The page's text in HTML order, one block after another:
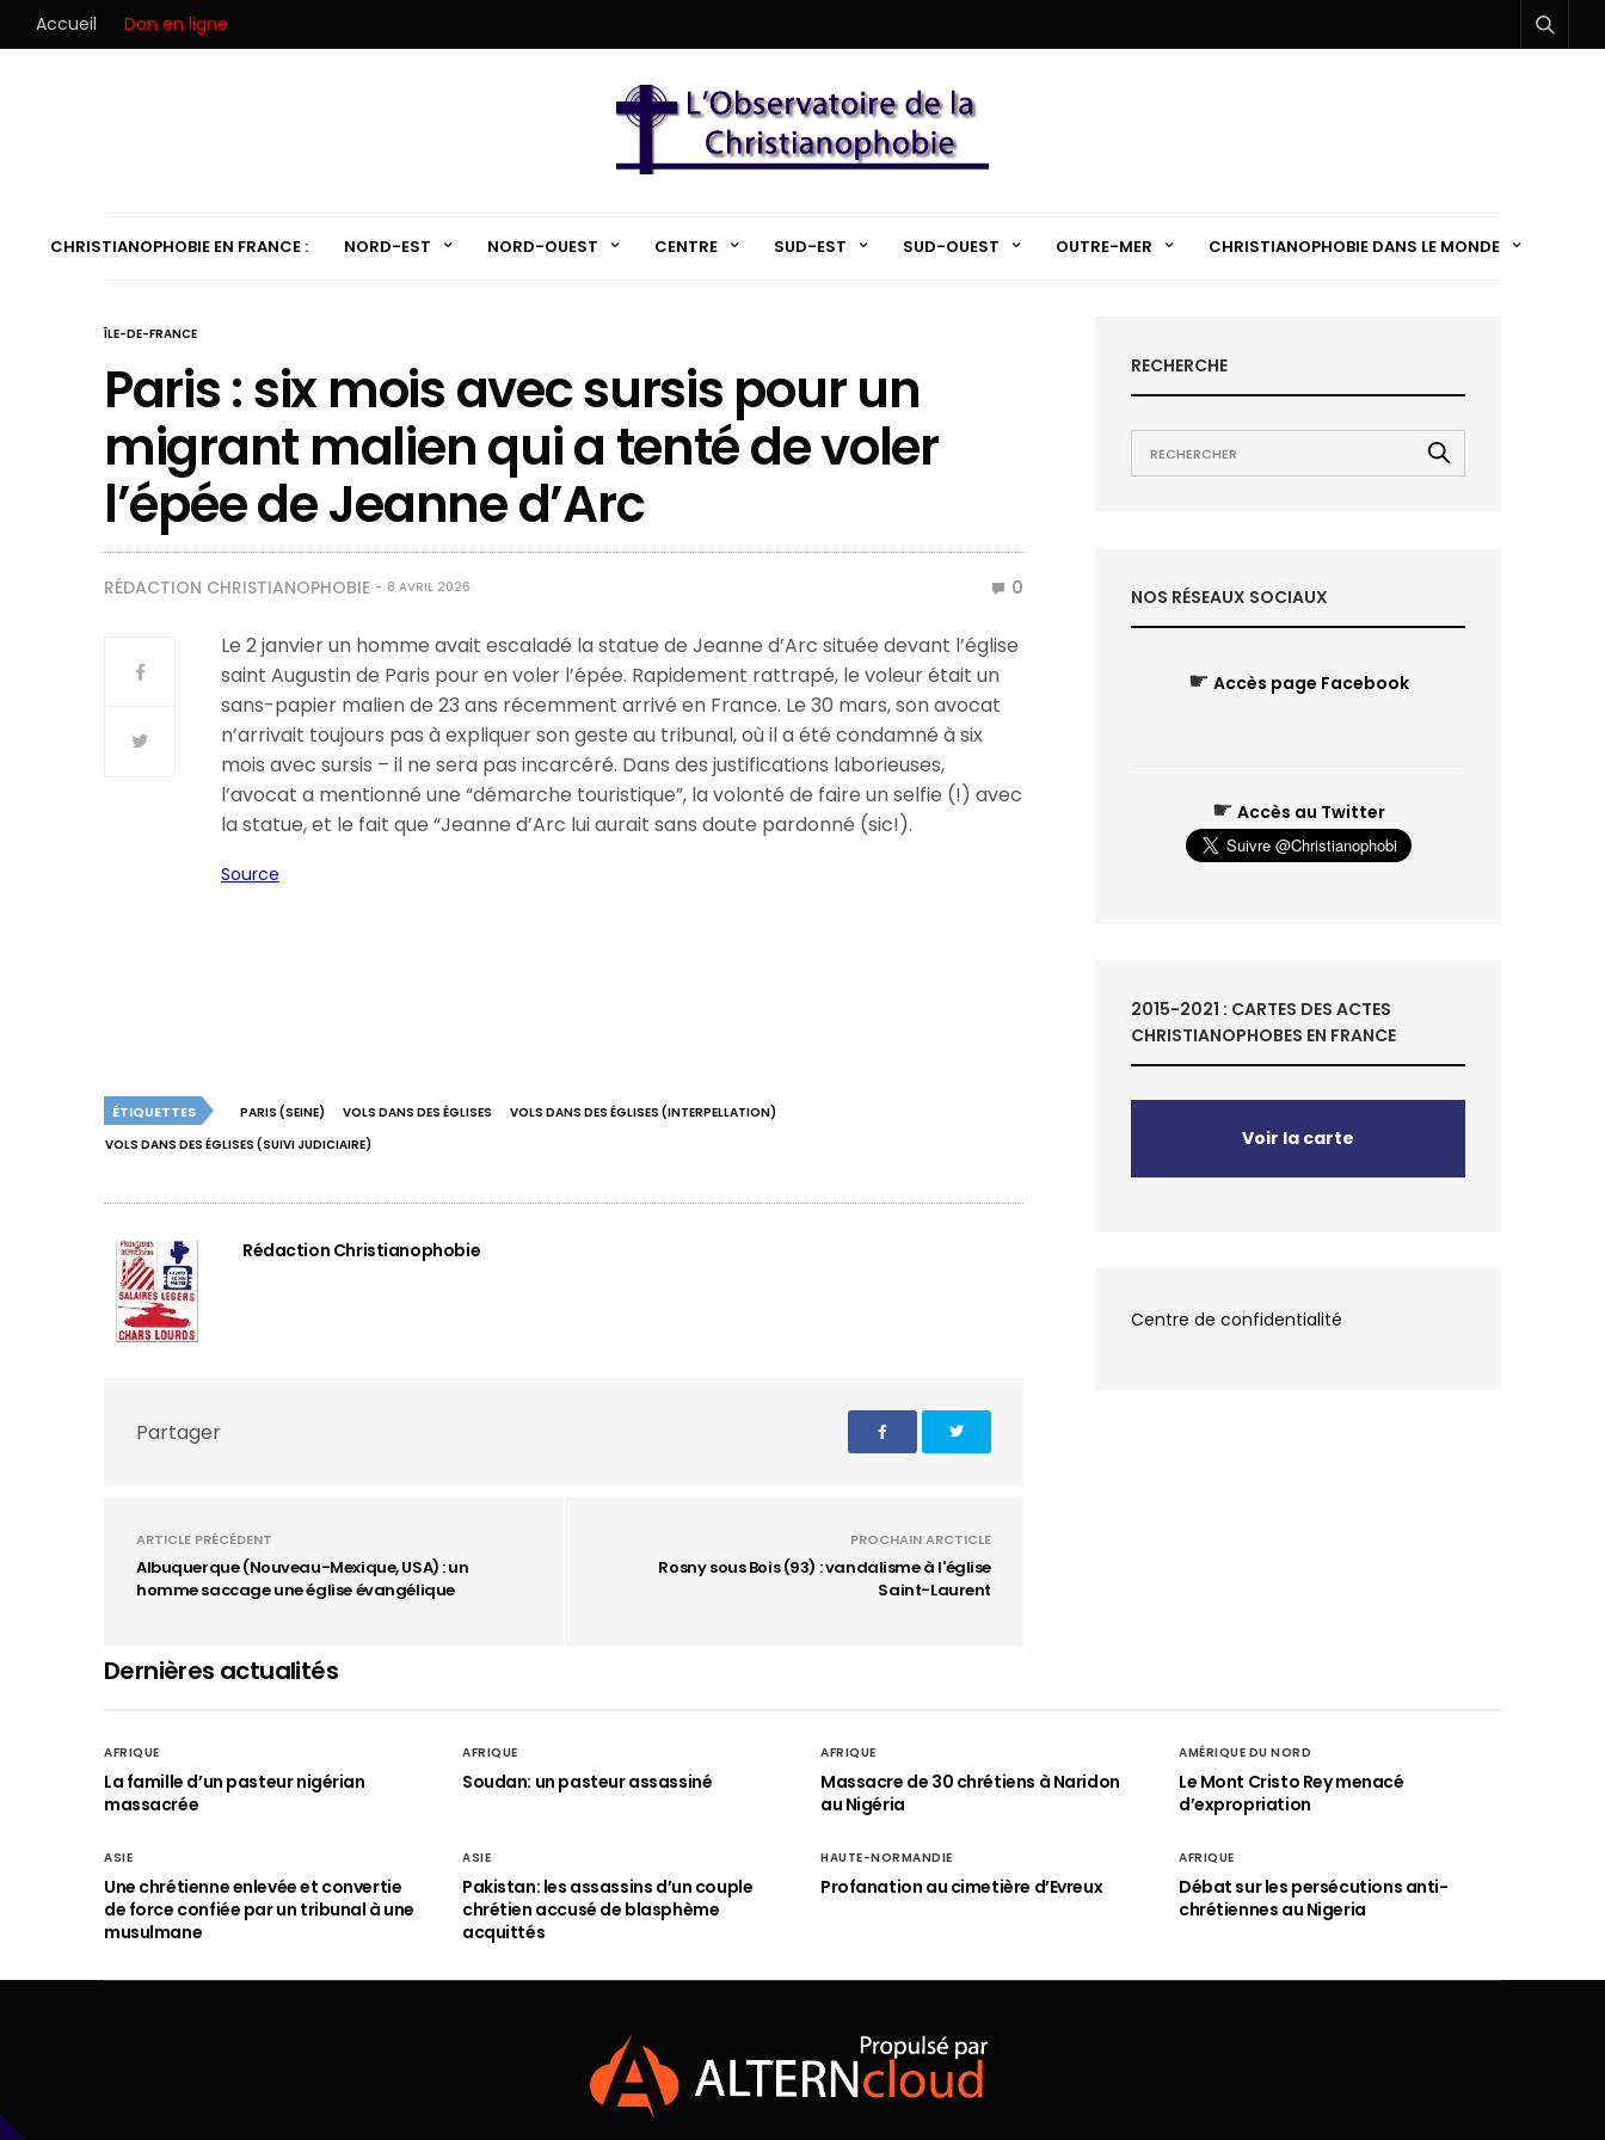
Accueil Don en ligne
CHRISTIANOPHOBIE EN FRANCE : NORD-EST NORD-OUEST CENTRE SUD-EST SUD-OUEST OUTRE-MER CHRISTIANOPHOBIE DANS LE MONDE
ÎLE-DE-FRANCE
Paris : six mois avec sursis pour un
migrant malien qui a tenté de voler
l’épée de Jeanne d’Arc
RÉDACTION CHRISTIANOPHOBIE 8 AVRIL 2026 0
Le 2 janvier un homme avait escaladé la statue de Jeanne d’Arc située devant l’église
saint Augustin de Paris pour en voler l’épée. Rapidement rattrapé, le voleur était un
sans-papier malien de 23 ans récemment arrivé en France. Le 30 mars, son avocat
n’arrivait toujours pas à expliquer son geste au tribunal, où il a été condamné à six
mois avec sursis – il ne sera pas incarcéré. Dans des justifications laborieuses,
l’avocat a mentionné une “démarche touristique”, la volonté de faire un selfie (!) avec
la statue, et le fait que “Jeanne d’Arc lui aurait sans doute pardonné (sic!).
Source
ÉTIQUETTES PARIS (SEINE) VOLS DANS DES ÉGLISES
VOLS DANS DES ÉGLISES (INTERPELLATION)
VOLS DANS DES ÉGLISES (SUIVI JUDICIAIRE)
Rédaction Christianophobie
Partager
ARTICLE PRÉCÉDENT
Albuquerque (Nouveau-Mexique, USA) : un
homme saccage une église évangélique
PROCHAIN ARCTICLE
Rosny sous Bois (93) : vandalisme à l'église
Saint-Laurent
RECHERCHE
NOS RÉSEAUX SOCIAUX
☛ Accès page Facebook
☛ Accès au Twitter
2015-2021 : CARTES DES ACTES
CHRISTIANOPHOBES EN FRANCE
Voir la carte
Centre de confidentialité
Dernières actualités
AFRIQUE
La famille d’un pasteur nigérian
massacrée
AFRIQUE
Soudan: un pasteur assassiné
AFRIQUE
Massacre de 30 chrétiens à Naridon
au Nigéria
AMÉRIQUE DU NORD
Le Mont Cristo Rey menacé
d’expropriation
ASIE
Une chrétienne enlevée et convertie
de force confiée par un tribunal à une
musulmane
ASIE
Pakistan: les assassins d’un couple
chrétien accusé de blasphème
acquittés
HAUTE-NORMANDIE
Profanation au cimetière d’Evreux
AFRIQUE
Débat sur les persécutions anti-
chrétiennes au Nigeria